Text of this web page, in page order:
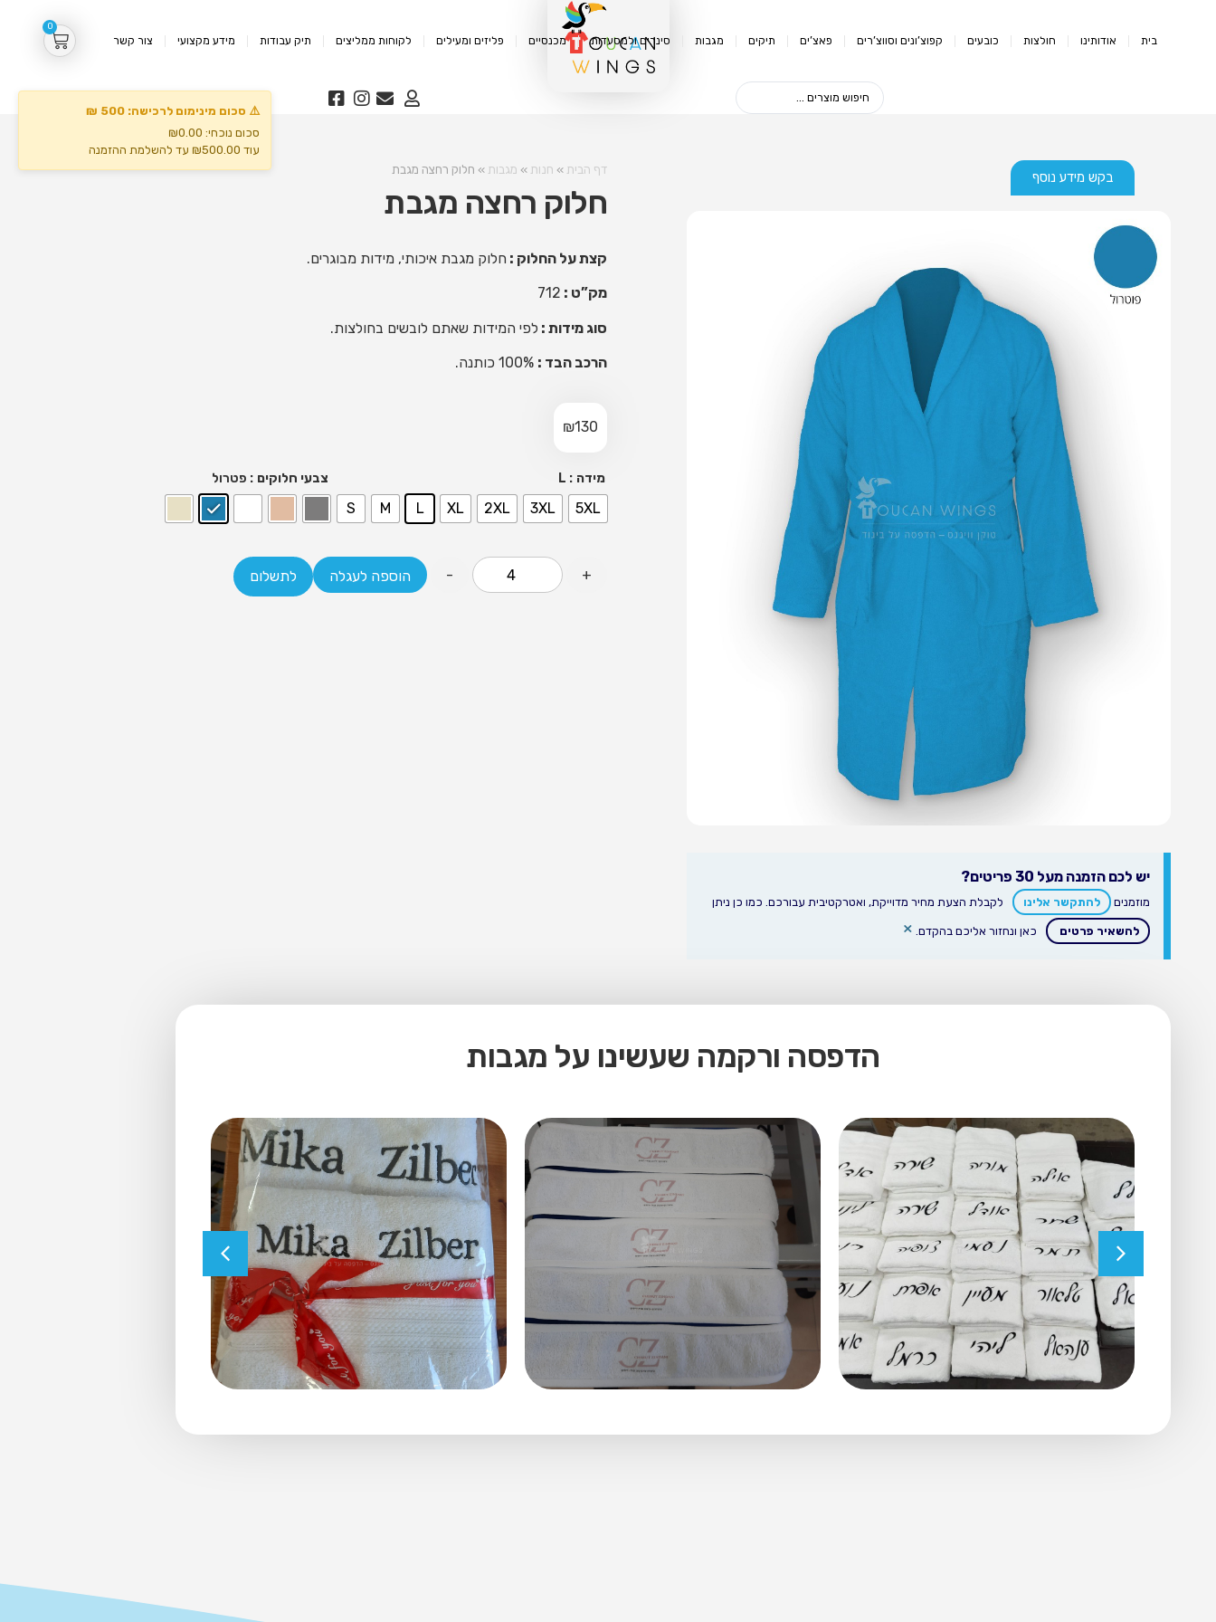
בית אודותינו חולצות כובעים קפוצ’ונים וסווצ’רים פאצ’ים תיקים מגבות סינרים ולמסעדות מכנסיים פליזים ומעילים לקוחות ממליצים תיק עבודות מידע מקצועי צור קשר
0
בקש מידע נוסף
יש לכם הזמנה מעל 30 פריטים?
מוזמנים להתקשר אלינו לקבלת הצעת מחיר מדוייקת, ואטרקטיבית עבורכם. כמו כן ניתן
להשאיר פרטים כאן ונחזור אליכם בהקדם. ×
דף הבית » חנות » מגבות » חלוק רחצה מגבת
חלוק רחצה מגבת
קצת על החלוק : חלוק מגבת איכותי, מידות מבוגרים.
מק”ט : 712
סוג מידות : לפי המידות שאתם לובשים בחולצות.
הרכב הבד :
₪130
מידה : L
5XL
3XL
2XL
XL
L
M
S
צבעי חלוקים : פטרול
- + הוספה לעגלה לתשלום
הדפסה ורקמה שעשינו על מגבות
⚠️ סכום מינימום לרכישה: 500 ₪
סכום נוכחי: ₪0.00
עוד ₪500.00 עד להשלמת ההזמנה